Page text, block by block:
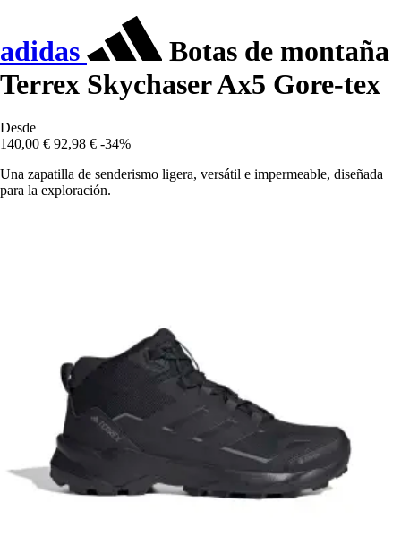
adidas
Botas de montaña
Terrex Skychaser Ax5 Gore-tex
Desde
140,00 € 92,98 € -34%
Una zapatilla de senderismo ligera, versátil e impermeable, diseñada
para la exploración.